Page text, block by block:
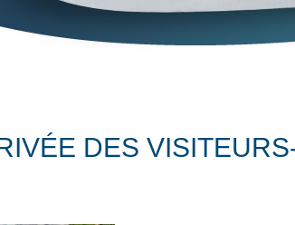
DES